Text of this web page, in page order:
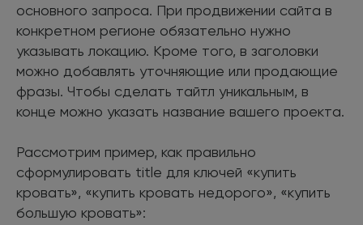
основного запроса. При продвижении сайта в
конкретном регионе обязательно нужно
указывать локацию. Кроме того, в заголовки
можно добавлять уточняющие или продающие
фразы. Чтобы сделать тайтл уникальным, в
конце можно указать название вашего проекта.
Рассмотрим пример, как правильно
сформулировать title для ключей «купить
кровать», «купить кровать недорого», «купить
большую кровать»: